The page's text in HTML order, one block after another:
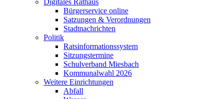
Digitales Rathaus
Bürgerservice online
Satzungen & Verordnungen
Stadtnachrichten
Politik
Ratsinformationssystem
Sitzungstermine
Schulverband Miesbach
Kommunalwahl 2026
Weitere Einrichtungen
Abfall